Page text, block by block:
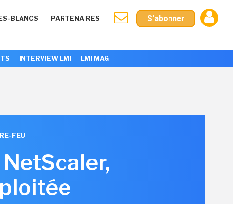
BLANCS PARTENAIRES S'abonner
INTERVIEW LMI LMI MAG
FEU